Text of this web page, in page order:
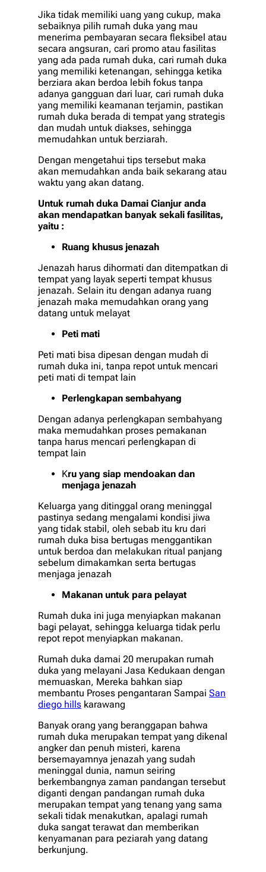
Jika tidak memiliki uang yang cukup, maka
sebaiknya pilih rumah duka yang mau
menerima pembayaran secara fleksibel atau
secara angsuran, cari promo atau fasilitas
yang ada pada rumah duka, cari rumah duka
yang memiliki ketenangan, sehingga ketika
berziara akan berdoa lebih fokus tanpa
adanya gangguan dari luar, cari rumah duka
yang memiliki keamanan terjamin, pastikan
rumah duka berada di tempat yang strategis
dan mudah untuk diakses, sehingga
memudahkan untuk berziarah.
Dengan mengetahui tips tersebut maka
akan memudahkan anda baik sekarang atau
waktu yang akan datang.
Untuk rumah duka Damai Cianjur anda
akan mendapatkan banyak sekali fasilitas,
yaitu :
Ruang khusus jenazah
Jenazah harus dihormati dan ditempatkan di
tempat yang layak seperti tempat khusus
jenazah. Selain itu dengan adanya ruang
jenazah maka memudahkan orang yang
datang untuk melayat
Peti mati
Peti mati bisa dipesan dengan mudah di
rumah duka ini, tanpa repot untuk mencari
peti mati di tempat lain
Perlengkapan sembahyang
Dengan adanya perlengkapan sembahyang
maka memudahkan proses pemakanan
tanpa harus mencari perlengkapan di
tempat lain
Kru yang siap mendoakan dan
menjaga jenazah
Keluarga yang ditinggal orang meninggal
pastinya sedang mengalami kondisi jiwa
yang tidak stabil, oleh sebab itu kru dari
rumah duka bisa bertugas menggantikan
untuk berdoa dan melakukan ritual panjang
sebelum dimakamkan serta bertugas
menjaga jenazah
Makanan untuk para pelayat
Rumah duka ini juga menyiapkan makanan
bagi pelayat, sehingga keluarga tidak perlu
repot repot menyiapkan makanan.
Rumah duka damai 20 merupakan rumah
duka yang melayani Jasa Kedukaan dengan
memuaskan, Mereka bahkan siap
membantu Proses pengantaran Sampai San
diego hills karawang
Banyak orang yang beranggapan bahwa
rumah duka merupakan tempat yang dikenal
angker dan penuh misteri, karena
bersemayamnya jenazah yang sudah
meninggal dunia, namun seiring
berkembangnya zaman pandangan tersebut
diganti dengan pandangan rumah duka
merupakan tempat yang tenang yang sama
sekali tidak menakutkan, apalagi rumah
duka sangat terawat dan memberikan
kenyamanan para peziarah yang datang
berkunjung.